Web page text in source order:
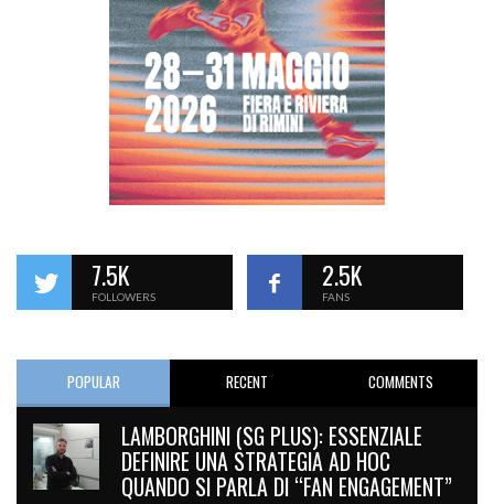
7.5K
FOLLOWERS
2.5K
FANS
POPULAR RECENT COMMENTS
LAMBORGHINI (SG PLUS): ESSENZIALE
DEFINIRE UNA STRATEGIA AD HOC
QUANDO SI PARLA DI “FAN ENGAGEMENT”